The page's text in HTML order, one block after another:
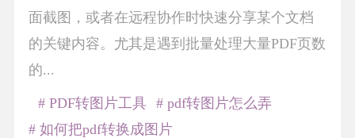
面截图，或者在远程协作时快速分享某个文档
的关键内容。尤其是遇到批量处理大量PDF页数
的...
# PDF转图片工具
# pdf转图片怎么弄
# 如何把pdf转换成图片